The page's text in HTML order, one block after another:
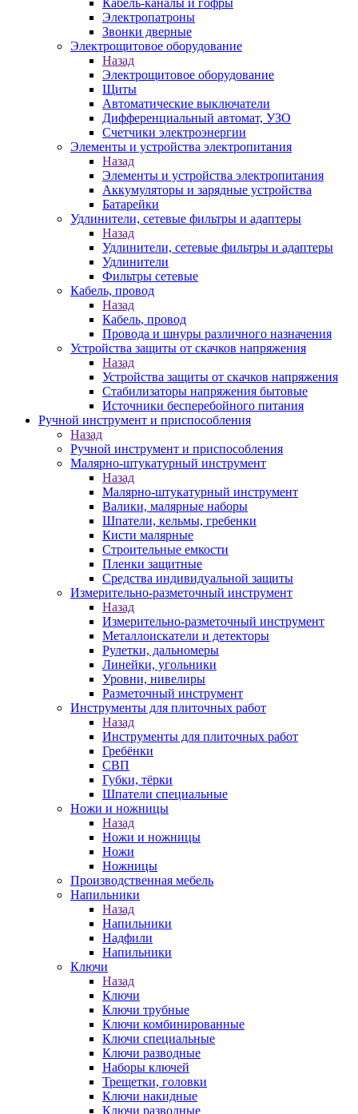
Кабель-каналы и гофры
Электропатроны
Звонки дверные
Электрощитовое оборудование
Назад
Электрощитовое оборудование
Щиты
Автоматические выключатели
Дифференциальный автомат, УЗО
Счетчики электроэнергии
Элементы и устройства электропитания
Назад
Элементы и устройства электропитания
Аккумуляторы и зарядные устройства
Батарейки
Удлинители, сетевые фильтры и адаптеры
Назад
Удлинители, сетевые фильтры и адаптеры
Удлинители
Фильтры сетевые
Кабель, провод
Назад
Кабель, провод
Провода и шнуры различного назначения
Устройства защиты от скачков напряжения
Назад
Устройства защиты от скачков напряжения
Стабилизаторы напряжения бытовые
Источники бесперебойного питания
Ручной инструмент и приспособления
Назад
Ручной инструмент и приспособления
Малярно-штукатурный инструмент
Назад
Малярно-штукатурный инструмент
Валики, малярные наборы
Шпатели, кельмы, гребенки
Кисти малярные
Строительные емкости
Пленки защитные
Средства индивидуальной защиты
Измерительно-разметочный инструмент
Назад
Измерительно-разметочный инструмент
Металлоискатели и детекторы
Рулетки, дальномеры
Линейки, угольники
Уровни, нивелиры
Разметочный инструмент
Инструменты для плиточных работ
Назад
Инструменты для плиточных работ
Гребёнки
СВП
Губки, тёрки
Шпатели специальные
Ножи и ножницы
Назад
Ножи и ножницы
Ножи
Ножницы
Производственная мебель
Напильники
Назад
Напильники
Надфили
Напильники
Ключи
Назад
Ключи
Ключи трубные
Ключи комбинированные
Ключи специальные
Ключи разводные
Наборы ключей
Трещетки, головки
Ключи накидные
Ключи разводные